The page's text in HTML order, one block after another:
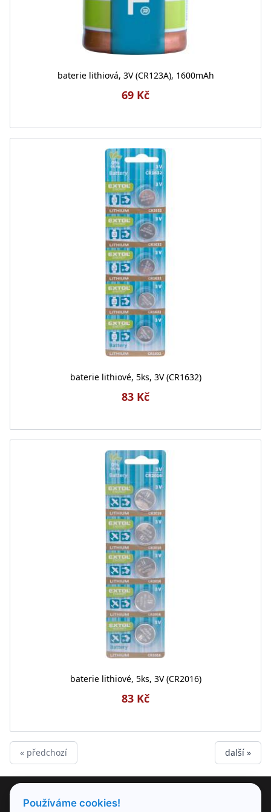
baterie lithiová, 3V (CR123A), 1600mAh
69 Kč
baterie lithiové, 5ks, 3V (CR1632)
83 Kč
baterie lithiové, 5ks, 3V (CR2016)
83 Kč
« předchozí další »
PRODUKTY
Používáme cookies!